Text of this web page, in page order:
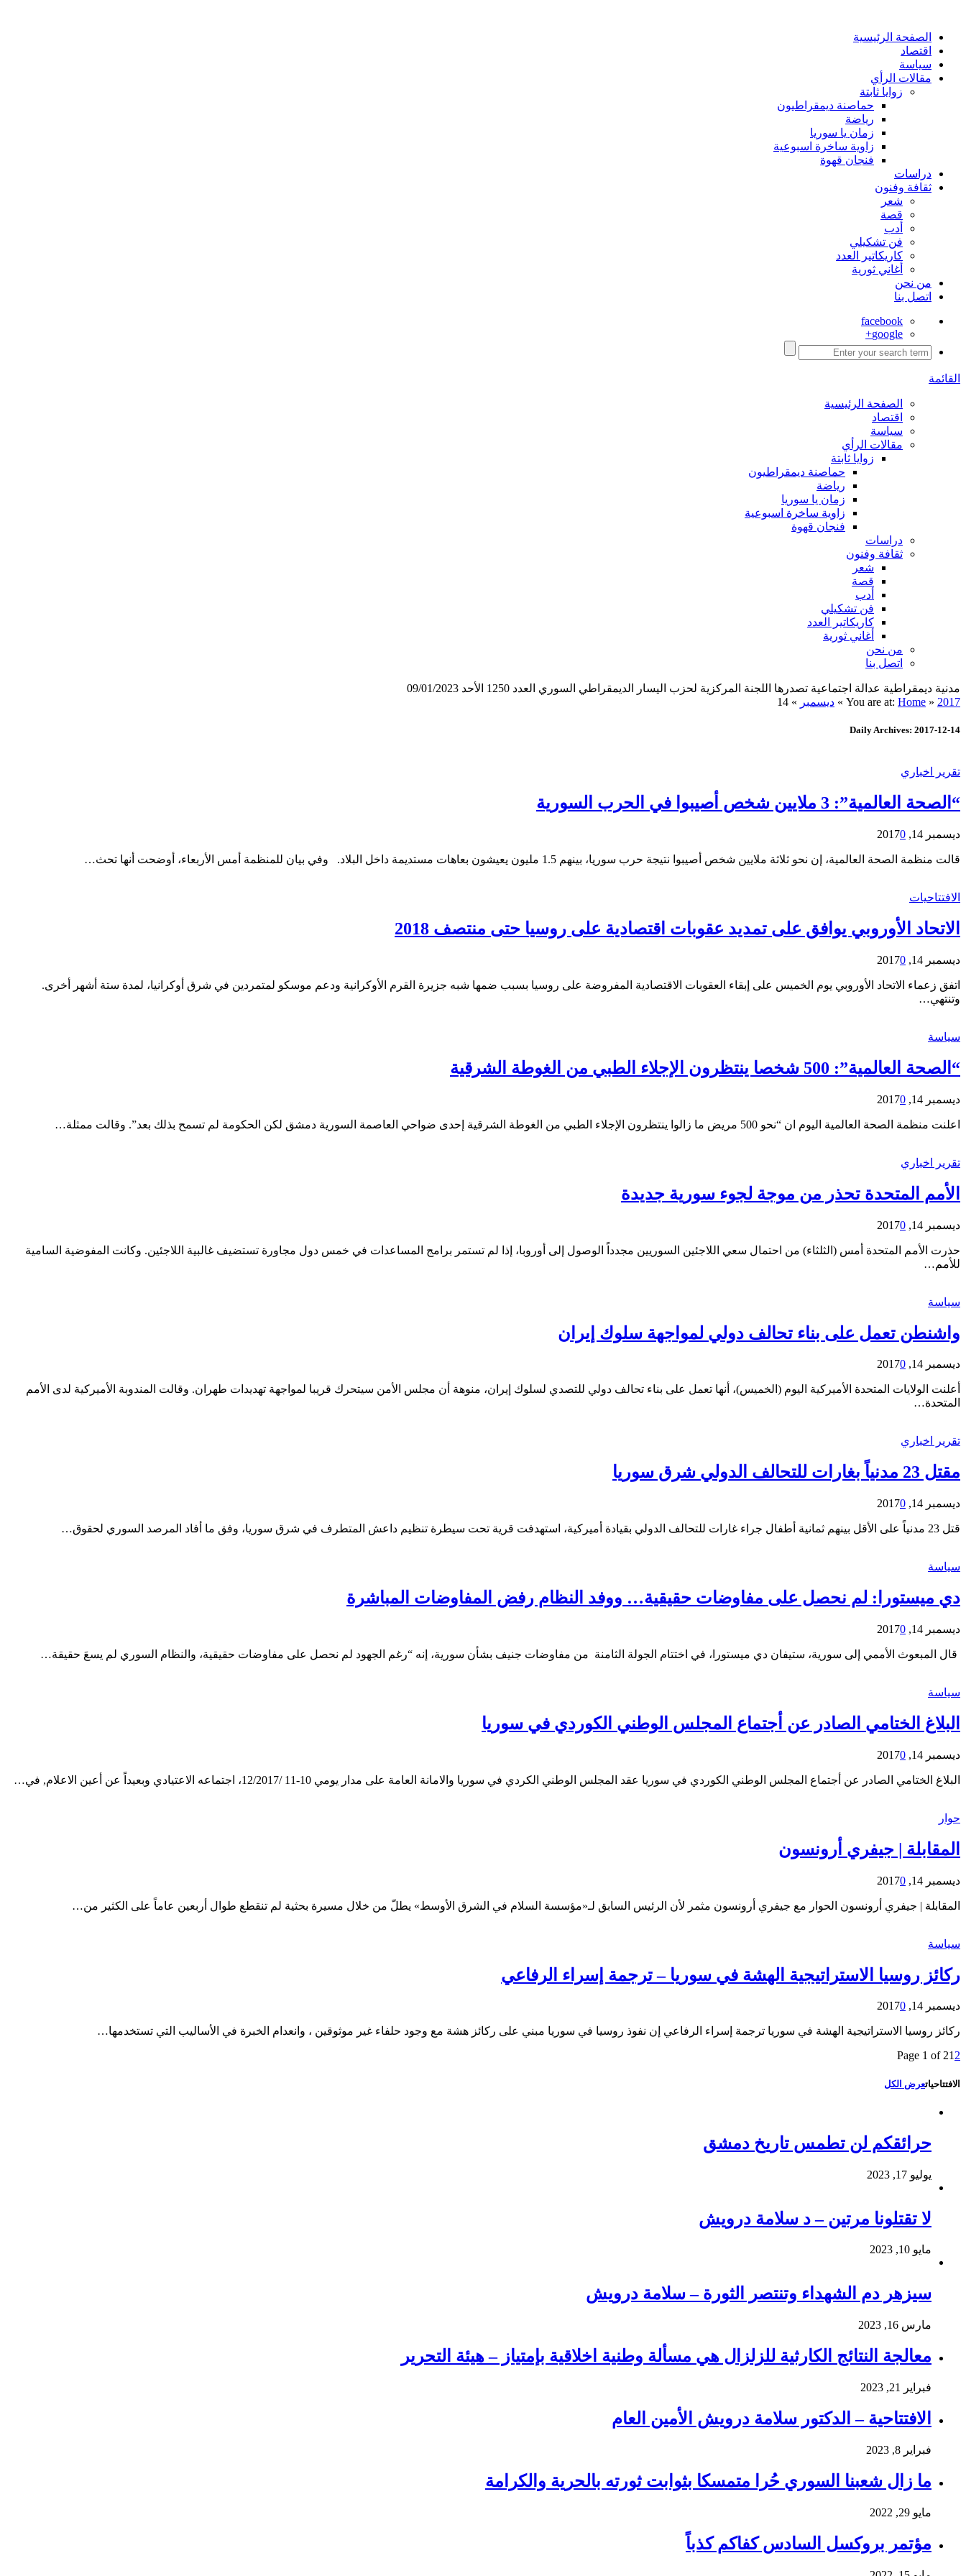
الصفحة الرئيسية
اقتصاد
سياسة
مقالات الرأي
زوايا ثابتة
حماصنة ديمقراطيون
رياضة
زمان يا سوريا
زاوية ساخرة اسبوعية
فنجان قهوة
دراسات
ثقافة وفنون
شعر
قصة
أدب
فن تشكيلي
كاريكاتير العدد
أغاني ثورية
من نحن
اتصل بنا
facebook
google+
القائمة
الصفحة الرئيسية
اقتصاد
سياسة
مقالات الرأي
زوايا ثابتة
حماصنة ديمقراطيون
رياضة
زمان يا سوريا
زاوية ساخرة اسبوعية
فنجان قهوة
دراسات
ثقافة وفنون
شعر
قصة
أدب
فن تشكيلي
كاريكاتير العدد
أغاني ثورية
من نحن
اتصل بنا
مدنية ديمقراطية عدالة اجتماعية تصدرها اللجنة المركزية لحزب اليسار الديمقراطي السوري العدد 1250 الأحد 09/01/2023
You are at: Home » 2017
» ديسمبر »
14
Daily Archives: 2017-12-14
تقرير اخباري
“الصحة العالمية”: 3 ملايين شخص أصيبوا في الحرب السورية
ديسمبر 14, 2017 0
قالت منظمة الصحة العالمية، إن نحو ثلاثة ملايين شخص أصيبوا نتيجة حرب سوريا، بينهم 1.5 مليون يعيشون بعاهات مستديمة داخل البلاد. وفي بيان للمنظمة أمس الأربعاء، أوضحت أنها تحث…
الافتتاحيات
الاتحاد الأوروبي يوافق على تمديد عقوبات اقتصادية على روسيا حتى منتصف 2018
ديسمبر 14, 2017 0
اتفق زعماء الاتحاد الأوروبي يوم الخميس على إبقاء العقوبات الاقتصادية المفروضة على روسيا بسبب ضمها شبه جزيرة القرم الأوكرانية ودعم موسكو لمتمردين في شرق أوكرانيا، لمدة ستة أشهر أخرى.
وتنتهي…
سياسة
“الصحة العالمية”: 500 شخصا ينتظرون الإجلاء الطبي من الغوطة الشرقية
ديسمبر 14, 2017 0
اعلنت منظمة الصحة العالمية اليوم ان “نحو 500 مريض ما زالوا ينتظرون الإجلاء الطبي من الغوطة الشرقية إحدى ضواحي العاصمة السورية دمشق لكن الحكومة لم تسمح بذلك بعد”. وقالت ممثلة…
تقرير اخباري
الأمم المتحدة تحذر من موجة لجوء سورية جديدة
ديسمبر 14, 2017 0
حذرت الأمم المتحدة أمس (الثلثاء) من احتمال سعي اللاجئين السوريين مجدداً الوصول إلى أوروبا، إذا لم تستمر برامج المساعدات في خمس دول مجاورة تستضيف غالبية اللاجئين. وكانت المفوضية السامية
للأمم…
سياسة
واشنطن تعمل على بناء تحالف دولي لمواجهة سلوك إيران
ديسمبر 14, 2017 0
أعلنت الولايات المتحدة الأميركية اليوم (الخميس)، أنها تعمل على بناء تحالف دولي للتصدي لسلوك إيران، منوهة أن مجلس الأمن سيتحرك قريبا لمواجهة تهديدات طهران. وقالت المندوبة الأميركية لدى الأمم
المتحدة…
تقرير اخباري
مقتل 23 مدنياً بغارات للتحالف الدولي شرق سوريا
ديسمبر 14, 2017 0
قتل 23 مدنياً على الأقل بينهم ثمانية أطفال جراء غارات للتحالف الدولي بقيادة أميركية، استهدفت قرية تحت سيطرة تنظيم داعش المتطرف في شرق سوريا، وفق ما أفاد المرصد السوري لحقوق…
سياسة
دي ميستورا: لم نحصل على مفاوضات حقيقية… ووفد النظام رفض المفاوضات المباشرة
ديسمبر 14, 2017 0
قال المبعوث الأممي إلى سورية، ستيفان دي ميستورا، في اختتام الجولة الثامنة من مفاوضات جنيف بشأن سورية، إنه “رغم الجهود لم نحصل على مفاوضات حقيقية، والنظام السوري لم يسعَ حقيقة…
سياسة
البلاغ الختامي الصادر عن أجتماع المجلس الوطني الكوردي في سوريا
ديسمبر 14, 2017 0
البلاغ الختامي الصادر عن أجتماع المجلس الوطني الكوردي في سوريا عقد المجلس الوطني الكردي في سوريا والامانة العامة على مدار يومي 10-11 /12/2017، اجتماعه الاعتيادي وبعيداً عن أعين الاعلام, في…
حوار
المقابلة | جيفري أرونسون
ديسمبر 14, 2017 0
المقابلة | جيفري أرونسون الحوار مع جيفري أرونسون مثمر لأن الرئيس السابق لـ«مؤسسة السلام في الشرق الأوسط» يطلّ من خلال مسيرة بحثية لم تنقطع طوال أربعين عاماً على الكثير من…
سياسة
ركائز روسيا الاستراتيجية الهشة في سوريا – ترجمة إسراء الرفاعي
ديسمبر 14, 2017 0
ركائز روسيا الاستراتيجية الهشة في سوريا ترجمة إسراء الرفاعي إن نفوذ روسيا في سوريا مبني على ركائز هشة مع وجود حلفاء غير موثوقين ، وانعدام الخبرة في الأساليب التي تستخدمها…
Page 1 of 212
الافتتاحياتعرض الكل
حرائقكم لن تطمس تاريخ دمشق
يوليو 17, 2023
لا تقتلونا مرتين – د سلامة درويش
مايو 10, 2023
سيزهر دم الشهداء وتنتصر الثورة – سلامة درويش
مارس 16, 2023
معالجة النتائج الكارثية للزلزال هي مسألة وطنية اخلاقية بإمتياز – هيئة التحرير
فبراير 21, 2023
الافتتاحية – الدكتور سلامة درويش الأمين العام
فبراير 8, 2023
ما زال شعبنا السوري حُرا متمسكا بثوابت ثورته بالحرية والكرامة
مايو 29, 2022
مؤتمر بروكسل السادس كفاكم كذباً